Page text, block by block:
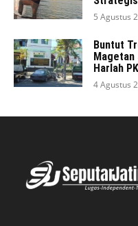
5 Agustus
Buntut
Magetan
Harlah
4 Agustus